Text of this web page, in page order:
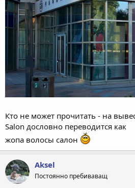
Кто не может прочитать - на
Salon дословно переводится как
жопа волосы салон
Aksel
Постоянно пребиваващ